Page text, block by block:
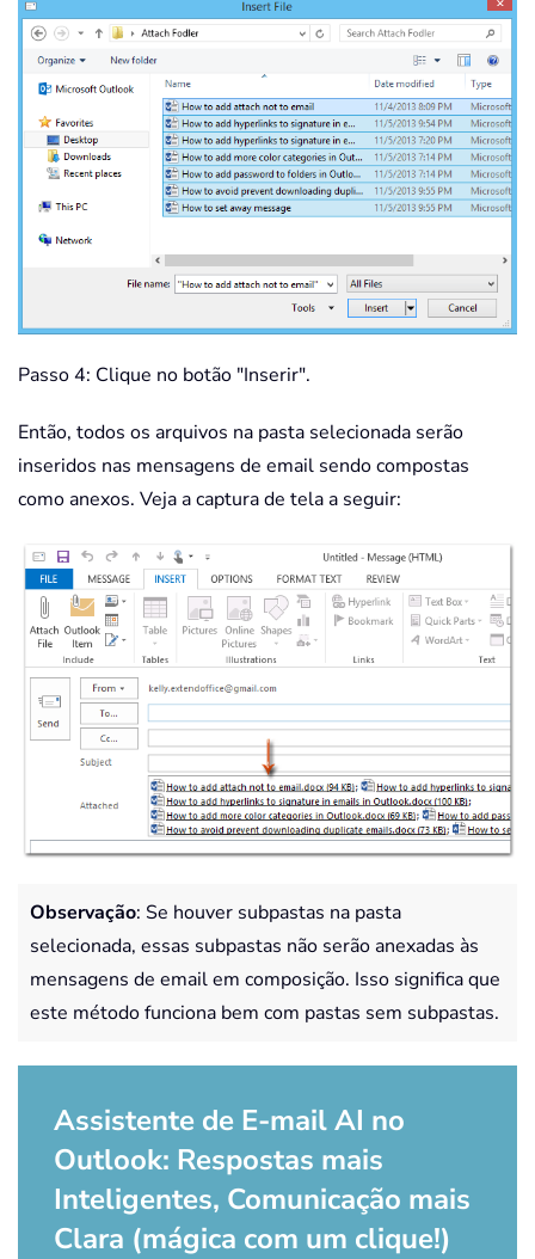
Passo 4: Clique no botão "Inserir".
Então, todos os arquivos na pasta selecionada serão
inseridos nas mensagens de email sendo compostas
como anexos. Veja a captura de tela a seguir:
Observação: Se houver subpastas na pasta
selecionada, essas subpastas não serão anexadas às
mensagens de email em composição. Isso significa que
este método funciona bem com pastas sem subpastas.
Assistente de E-mail AI no
Outlook: Respostas mais
Inteligentes, Comunicação mais
Clara (mágica com um clique!)